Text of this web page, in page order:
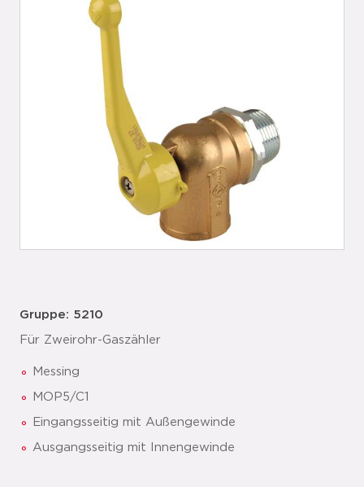
Gruppe: 5210
Für Zweirohr-Gaszähler
Messing
MOP5/C1
Eingangsseitig mit Außengewinde
Ausgangsseitig mit Innengewinde